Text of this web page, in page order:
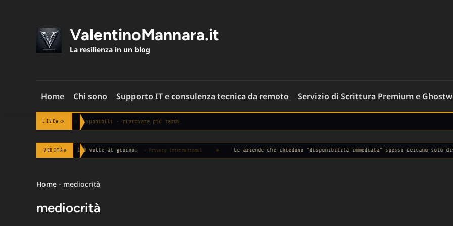
ValentinoMannara.it
La resilienza in un blog
Home Chi sono Supporto IT e consulenza tecnica da remoto Servizio di Scrittura Premium e
LIVE ⟳
Notizie non disponibili · riprovare più tardi
VERITÀ
in media 100 volte al giorno. — Privacy International ◆ Le aziende che chiedono "disponibilità immediata" spesso cercano solo disperazione.
Home - mediocrità
mediocrità